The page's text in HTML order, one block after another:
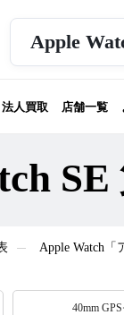
Apple
法人買取 店舗一覧
Apple Watch
40mm